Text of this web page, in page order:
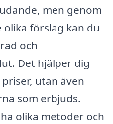
men genom
förslag kan du
och
Det hjälper dig
utan även
som erbjuds.
olika metoder och